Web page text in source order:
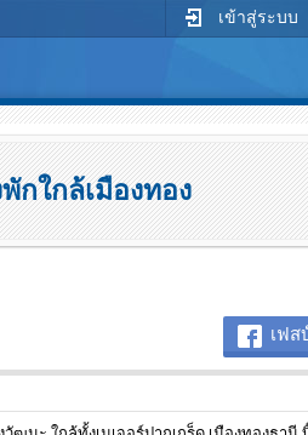
เข้าสู่ระบบ
กใกล้เมืองทอง
เฟส